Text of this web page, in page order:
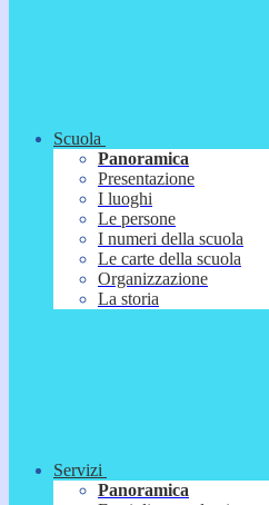
Scuola
Panoramica
Presentazione
I luoghi
Le persone
I numeri della scuola
Le carte della scuola
Organizzazione
La storia
Servizi
Panoramica